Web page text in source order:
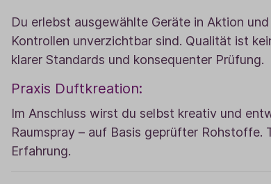
Du erlebst ausgewählte Geräte in Aktion
Kontrollen unverzichtbar sind. Qualität ist
klarer Standards und konsequenter Prüfung.
Praxis Duftkreation:
Im Anschluss wirst du selbst kreativ und
Raumspray – auf Basis geprüfter
Erfahrung.